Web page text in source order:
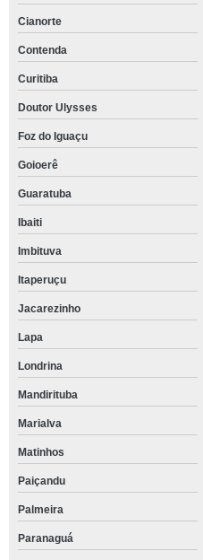
Cianorte
Contenda
Curitiba
Doutor Ulysses
Foz do Iguaçu
Goioerê
Guaratuba
Ibaiti
Imbituva
Itaperuçu
Jacarezinho
Lapa
Londrina
Mandirituba
Marialva
Matinhos
Paiçandu
Palmeira
Paranaguá